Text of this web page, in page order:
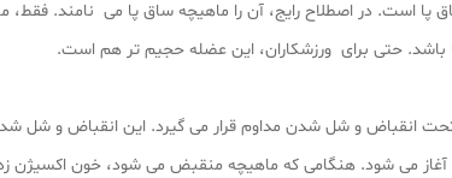
در اصطلاح رایج، آن را ماهیچه ساق پا می نامند. فقط،
حتی برای ورزشکاران، این عضله حجیم تر هم است.
انقباض و شل شدن مداوم قرار می گیرد. این انقباض و شل
می شود. هنگامی که ماهیچه منقبض می شود، خون اکسیژن